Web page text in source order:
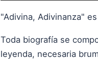
"Adivina, Adivinanza"
Toda biografía se
leyenda, necesaria